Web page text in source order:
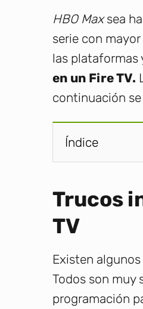
HBO Maxsea
serie con
las plataformas
en un Fire TV.
continuación
Índice
Trucos
TV
Existen
Todos son muy
programación